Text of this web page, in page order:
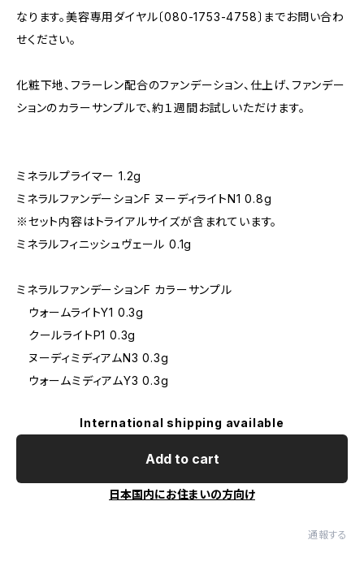
なります。美容専用ダイヤル〔080-1753-4758〕までお問い合わ
せください。
化粧下地、フラーレン配合のファンデーション、仕上げ、ファンデー
ションのカラーサンプルで、約１週間お試しいただけます。
ミネラルプライマー 1.2g
ミネラルファンデーションF ヌーディライトN1 0.8g
※セット内容はトライアルサイズが含まれています。
ミネラルフィニッシュヴェール 0.1g
ミネラルファンデーションF カラーサンプル
ウォームライトY1 0.3g
クールライトP1 0.3g
ヌーディミディアムN3 0.3g
ウォームミディアムY3 0.3g
International shipping available
Add to cart
日本国内にお住まいの方向け
通報する